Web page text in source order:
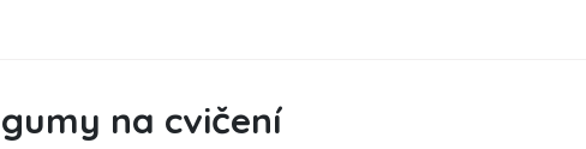
gumy na cvičení